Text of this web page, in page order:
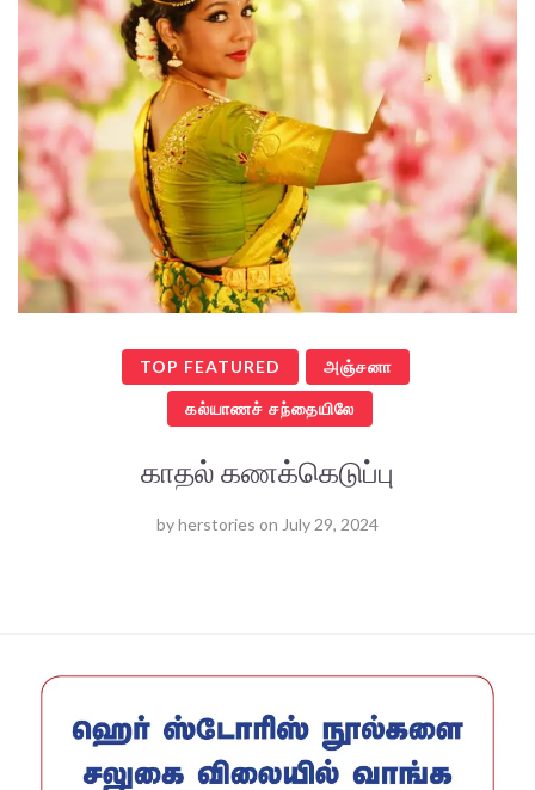
TOP FEATURED அஞ்சனா
கல்யாணச் சந்தையிலே
காதல் கணக்கெடுப்பு
byherstories on July 29, 2024